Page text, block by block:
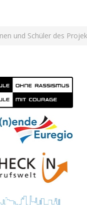
und Schüler des